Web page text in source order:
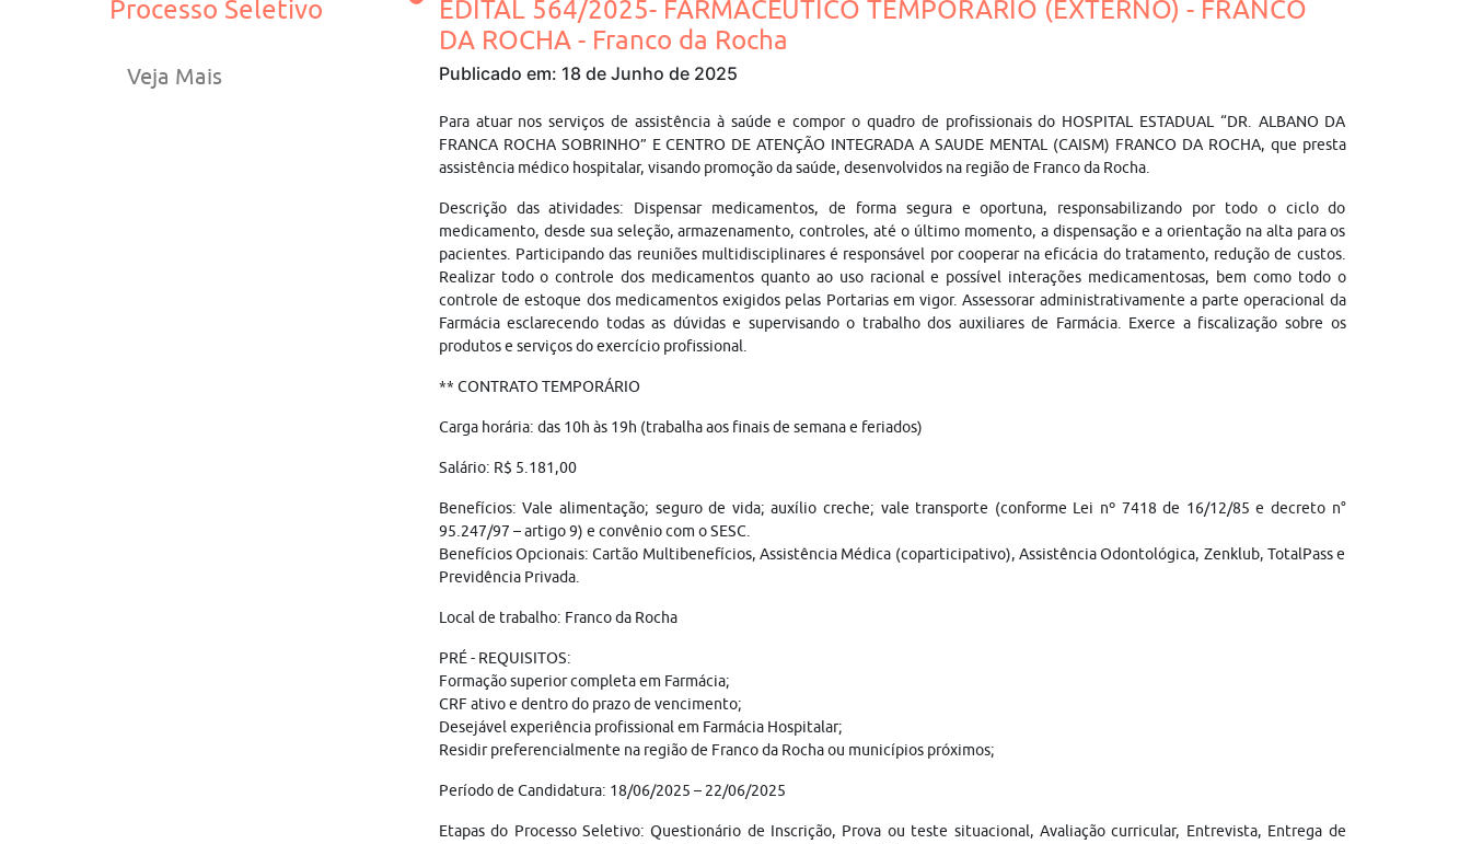
Processo Seletivo
Veja Mais
EDITAL 564/2025- FARMACÊUTICO TEMPORÁRIO (EXTERNO) - FRANCO
DA ROCHA - Franco da Rocha
Publicado em: 18 de Junho de 2025
Para atuar nos serviços de assistência à saúde e compor o quadro de profissionais do HOSPITAL ESTADUAL “DR. ALBANO DA
FRANCA ROCHA SOBRINHO” E CENTRO DE ATENÇÃO INTEGRADA A SAUDE MENTAL (CAISM) FRANCO DA ROCHA, que presta
assistência médico hospitalar, visando promoção da saúde, desenvolvidos na região de Franco da Rocha.
Descrição das atividades: Dispensar medicamentos, de forma segura e oportuna, responsabilizando por todo o ciclo do
medicamento, desde sua seleção, armazenamento, controles, até o último momento, a dispensação e a orientação na alta para os
pacientes. Participando das reuniões multidisciplinares é responsável por cooperar na eficácia do tratamento, redução de custos.
Realizar todo o controle dos medicamentos quanto ao uso racional e possível interações medicamentosas, bem como todo o
controle de estoque dos medicamentos exigidos pelas Portarias em vigor. Assessorar administrativamente a parte operacional da
Farmácia esclarecendo todas as dúvidas e supervisando o trabalho dos auxiliares de Farmácia. Exerce a fiscalização sobre os
produtos e serviços do exercício profissional.
** CONTRATO TEMPORÁRIO
Carga horária: das 10h às 19h (trabalha aos finais de semana e feriados)
Salário: R$ 5.181,00
Benefícios: Vale alimentação; seguro de vida; auxílio creche; vale transporte (conforme Lei nº 7418 de 16/12/85 e decreto n°
95.247/97 – artigo 9) e convênio com o SESC.
Benefícios Opcionais: Cartão Multibenefícios, Assistência Médica (coparticipativo), Assistência Odontológica, Zenklub, TotalPass e
Previdência Privada.
Local de trabalho: Franco da Rocha
PRÉ - REQUISITOS:
Formação superior completa em Farmácia;
CRF ativo e dentro do prazo de vencimento;
Desejável experiência profissional em Farmácia Hospitalar;
Residir preferencialmente na região de Franco da Rocha ou municípios próximos;
Período de Candidatura: 18/06/2025 – 22/06/2025
Etapas do Processo Seletivo: Questionário de Inscrição, Prova ou teste situacional, Avaliação curricular, Entrevista, Entrega de